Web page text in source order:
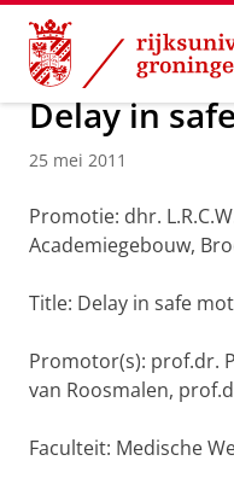
Skip
Content
Skip
Navigation
Over ons Actueel
Delay in
25 mei 2011
Promotie: dhr.
Academiegebouw,
Title: Delay in safe
Promotor(s): prof.dr.
van Roosmalen,
Faculteit: Medische